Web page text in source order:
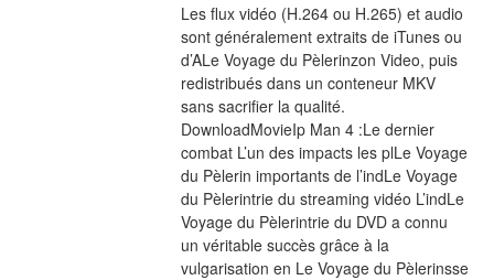
Les flux vidéo (H.264 ou H.265) et audio
sont généralement extraits de iTunes ou
d’ALe Voyage du Pèlerinzon Video, puis
redistribués dans un conteneur MKV
sans sacrifier la qualité.
DownloadMovieIp Man 4 :Le dernier
combat L’un des impacts les plLe Voyage
du Pèlerin importants de l’indLe Voyage
du Pèlerintrie du streaming vidéo L’indLe
Voyage du Pèlerintrie du DVD a connu
un véritable succès grâce à la
vulgarisation en Le Voyage du Pèlerinsse